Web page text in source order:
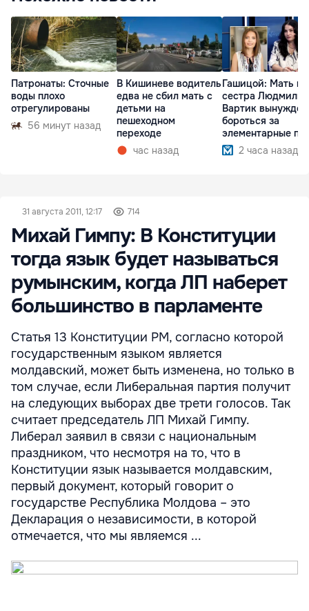
Патронаты: Сточные
воды плохо
отрегулированы
56 минут назад
В Кишиневе водитель
едва не сбил мать с
детьми на
пешеходном
переходе
час назад
Гашицой: Мать и
сестра Людмилы
Вартик
бороться за
элементарные
2 часа назад
31 августа 2011, 12:17 714
Михай Гимпу: В Конституции
тогда язык будет называться
румынским, когда ЛП наберет
большинство в парламенте
Статья 13 Конституции РМ, согласно которой
государственным языком является
молдавский, может быть изменена, но только в
том случае, если Либеральная партия получит
на следующих выборах две трети голосов. Так
считает председатель ЛП Михай Гимпу.
Либерал заявил в связи с национальным
праздником, что несмотря на то, что в
Конституции язык называется молдавским,
первый документ, который говорит о
государстве Республика Молдова – это
Декларация о независимости, в которой
отмечается, что мы являемся ...